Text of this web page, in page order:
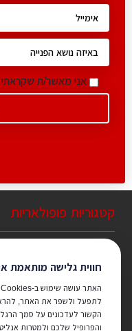
אני מאשר/ת שקראתי
חווית גלישה מותאמת
לתפעל ולשפר את האתר,
הקשור לעדכונים על סמך
והפרופיל שלכם ולמטרות
קטגוריות פופולאריות
כללי